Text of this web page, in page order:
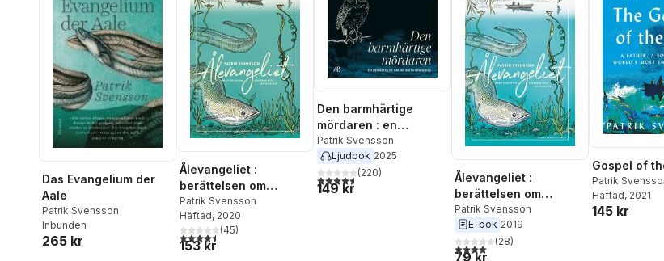
Das Evangelium der
Aale
Patrik Svensson
Inbunden
265 kr
Ålevangeliet :
berättelsen om
världens mest gåtfulla
fisk
Patrik Svensson
Häftad, 2020
4,5utav 5 stjärnor. Totalt antal röster:
(45)
153 kr
Den barmhärtige
mördaren : en
berättelse om de sista
statarna
Patrik Svensson
Ljudbok 2025
4,6utav 5 stjärnor. Totalt antal röster:
(220)
149 kr
Ålevangeliet :
berättelsen om
världens mest gåtfulla
fisk
Patrik Svensson
E-bok 2019
4,0utav 5 stjärnor. Totalt antal röster:
(28)
79 kr
Gospel of
Patrik
Häftad, 2021
145 kr